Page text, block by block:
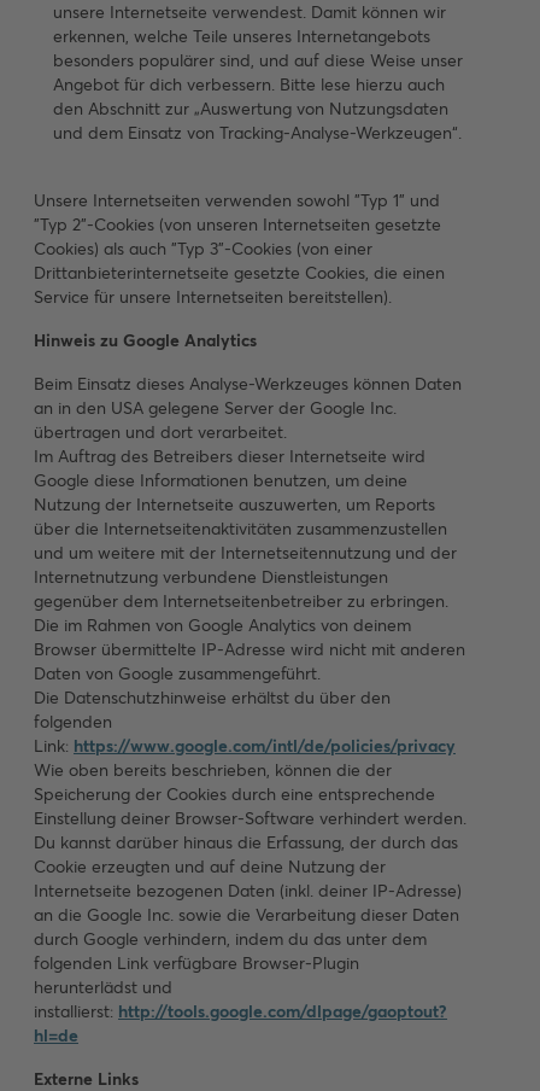
unsere Internetseite verwendest. Damit können wir
erkennen, welche Teile unseres Internetangebots
besonders populärer sind, und auf diese Weise unser
Angebot für dich verbessern. Bitte lese hierzu auch
den Abschnitt zur „Auswertung von Nutzungsdaten
und dem Einsatz von Tracking-Analyse-Werkzeugen“.
Unsere Internetseiten verwenden sowohl "Typ 1" und
"Typ 2"-Cookies (von unseren Internetseiten gesetzte
Cookies) als auch "Typ 3"-Cookies (von einer
Drittanbieterinternetseite gesetzte Cookies, die einen
Service für unsere Internetseiten bereitstellen).
Hinweis zu Google Analytics
Beim Einsatz dieses Analyse-Werkzeuges können Daten
an in den USA gelegene Server der Google Inc.
übertragen und dort verarbeitet.
Im Auftrag des Betreibers dieser Internetseite wird
Google diese Informationen benutzen, um deine
Nutzung der Internetseite auszuwerten, um Reports
über die Internetseitenaktivitäten zusammenzustellen
und um weitere mit der Internetseitennutzung und der
Internetnutzung verbundene Dienstleistungen
gegenüber dem Internetseitenbetreiber zu erbringen.
Die im Rahmen von Google Analytics von deinem
Browser übermittelte IP-Adresse wird nicht mit anderen
Daten von Google zusammengeführt.
Die Datenschutzhinweise erhältst du über den
folgenden
Link: https://www.google.com/intl/de/policies/privacy
Wie oben bereits beschrieben, können die der
Speicherung der Cookies durch eine entsprechende
Einstellung deiner Browser-Software verhindert werden.
Du kannst darüber hinaus die Erfassung, der durch das
Cookie erzeugten und auf deine Nutzung der
Internetseite bezogenen Daten (inkl. deiner IP-Adresse)
an die Google Inc. sowie die Verarbeitung dieser Daten
durch Google verhindern, indem du das unter dem
folgenden Link verfügbare Browser-Plugin
herunterlädst und
installierst: http://tools.google.com/dlpage/gaoptout?
hl=de
Externe Links